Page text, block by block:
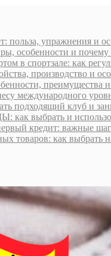
польза, упражнения и
особенности и почему
в спортзале: как
производство и
преимущества
международного
подходящий клуб и
как выбрать и
кредит: важные
товаров: как